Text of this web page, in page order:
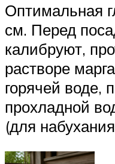
Оптимальная
см. Перед
калибруют,
растворе
горячей воде,
прохладной
(для